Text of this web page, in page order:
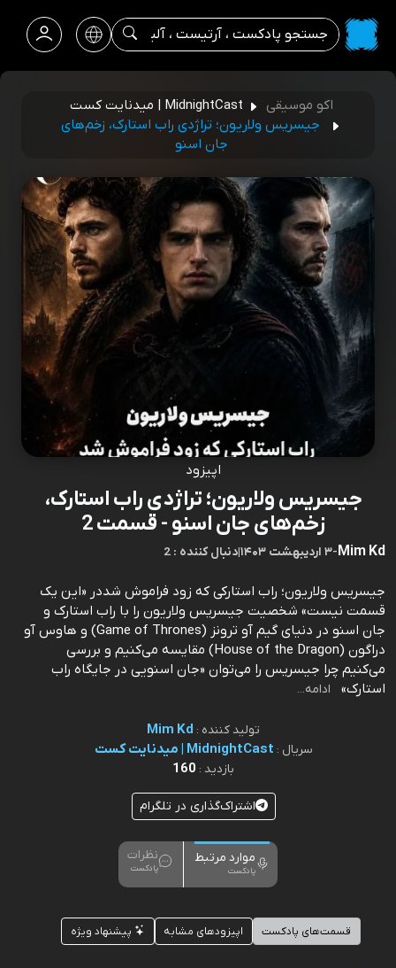
اکو موسیقی
MidnightCast | میدنایت کست
جیسریس ولاریون؛ تراژدی راب استارک، زخم‌های
جان اسنو
اپیزود
جیسریس ولاریون؛ تراژدی راب استارک،
زخم‌های جان اسنو - قسمت 2
Mim Kd
-۳ اردیبهشت ۱۴۰۳ |2 : دنبال کننده
جیسریس ولاریون؛ راب استارکی که زود فراموش شددر «این یک
قسمت نیست» شخصیت جیسریس ولاریون را با راب استارک و
جان اسنو در دنیای گیم آو ترونز (Game of Thrones) و هاوس آو
دراگون (House of the Dragon) مقایسه می‌کنیم و بررسی
می‌کنیم چرا جیسریس را می‌توان «جان اسنویی در جایگاه راب
استارک»
ادامه...
تولید کننده : Mim Kd
سریال : MidnightCast | میدنایت کست
بازدید : 160
اشتراک‌گذاری در تلگرام
موارد مرتبط
پادکست
نظرات
پادکست
قسمت‌های پادکست اپیزودهای مشابه پیشنهاد ویژه